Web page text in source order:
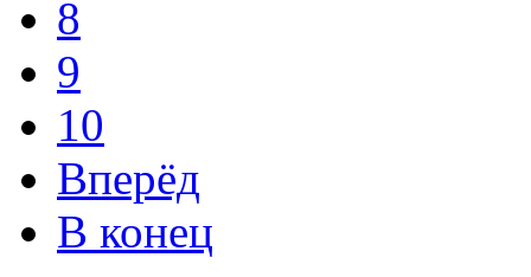
8
9
10
Вперёд
В конец